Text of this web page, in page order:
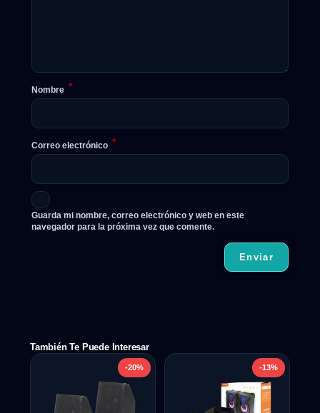
Nombre *
Correo electrónico *
Guarda mi nombre, correo electrónico y web en este
navegador para la próxima vez que comente.
También Te Puede Interesar
-20% -13%